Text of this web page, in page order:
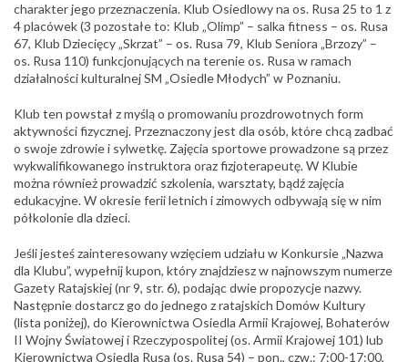
charakter jego przeznaczenia. Klub Osiedlowy na os. Rusa 25 to 1 z
4 placówek (3 pozostałe to: Klub „Olimp” – salka fitness – os. Rusa
67, Klub Dziecięcy „Skrzat” – os. Rusa 79, Klub Seniora „Brzozy” –
os. Rusa 110) funkcjonujących na terenie os. Rusa w ramach
działalności kulturalnej SM „Osiedle Młodych” w Poznaniu.
Klub ten powstał z myślą o promowaniu prozdrowotnych form
aktywności fizycznej. Przeznaczony jest dla osób, które chcą zadbać
o swoje zdrowie i sylwetkę. Zajęcia sportowe prowadzone są przez
wykwalifikowanego instruktora oraz fizjoterapeutę. W Klubie
można również prowadzić szkolenia, warsztaty, bądź zajęcia
edukacyjne. W okresie ferii letnich i zimowych odbywają się w nim
półkolonie dla dzieci.
Jeśli jesteś zainteresowany wzięciem udziału w Konkursie „Nazwa
dla Klubu”, wypełnij kupon, który znajdziesz w najnowszym numerze
Gazety Ratajskiej (nr 9, str. 6), podając dwie propozycje nazwy.
Następnie dostarcz go do jednego z ratajskich Domów Kultury
(lista poniżej), do Kierownictwa Osiedla Armii Krajowej, Bohaterów
II Wojny Światowej i Rzeczypospolitej (os. Armii Krajowej 101) lub
Kierownictwa Osiedla Rusa (os. Rusa 54) – pon., czw.: 7:00-17:00,